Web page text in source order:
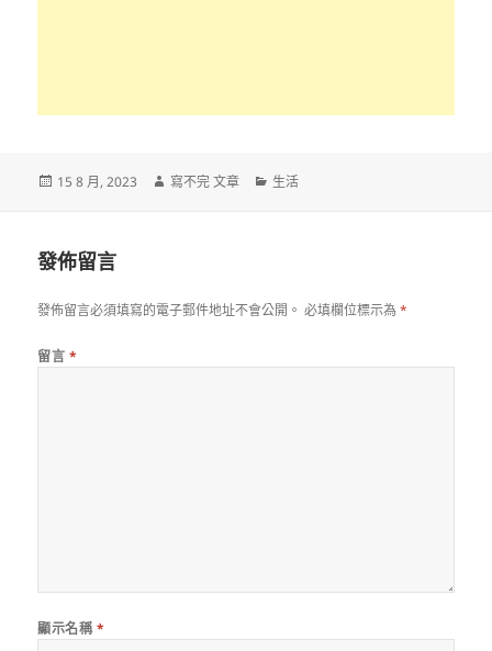
發
15 8 月, 2023
作
寫不完 文章
分
生活
發佈留言
發佈留言必須填寫的電子郵件地址不會公開。 必填欄位標示為*
留言 *
顯示名稱 *